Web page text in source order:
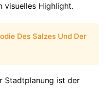
visuelles Highlight.
Des Salzes Und Der
Stadtplanung ist der